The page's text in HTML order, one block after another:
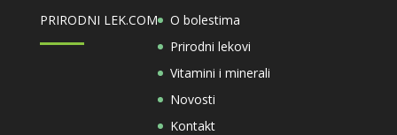
PRIRODNI LEK.COM
O bolestima
Prirodni lekovi
Vitamini i minerali
Novosti
Kontakt